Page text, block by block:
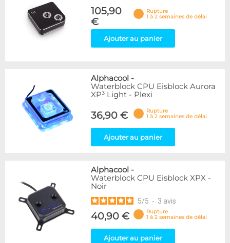
105,90
€
Rupture
1 à 2 semaines de délai
Ajouter au panier
Alphacool -
Waterblock CPU Eisblock Aurora
XP³ Light - Plexi
36,90 €
Rupture
1 à 2 semaines de délai
Ajouter au panier
Alphacool -
Waterblock CPU Eisblock XPX -
Noir
5/5 - 3 avis
40,90 €
Rupture
1 à 2 semaines de délai
Ajouter au panier